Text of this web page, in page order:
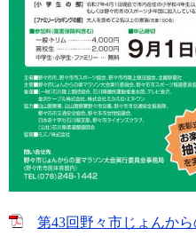
第43回野々市じょんか